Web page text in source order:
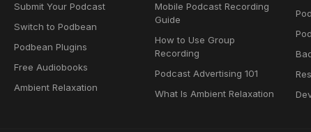
Submit Your Podcast
Switch to Podbean
Podbean Plugins
Free Audiobooks
Ambient Relaxation
Mobile Podcast Recording
Guide
How to Use Group
Recording
Podcast Advertising 101
What Is Ambient Relaxation